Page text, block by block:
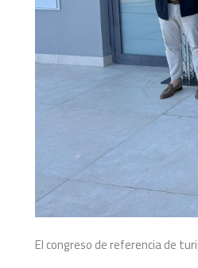
El congreso de referencia de